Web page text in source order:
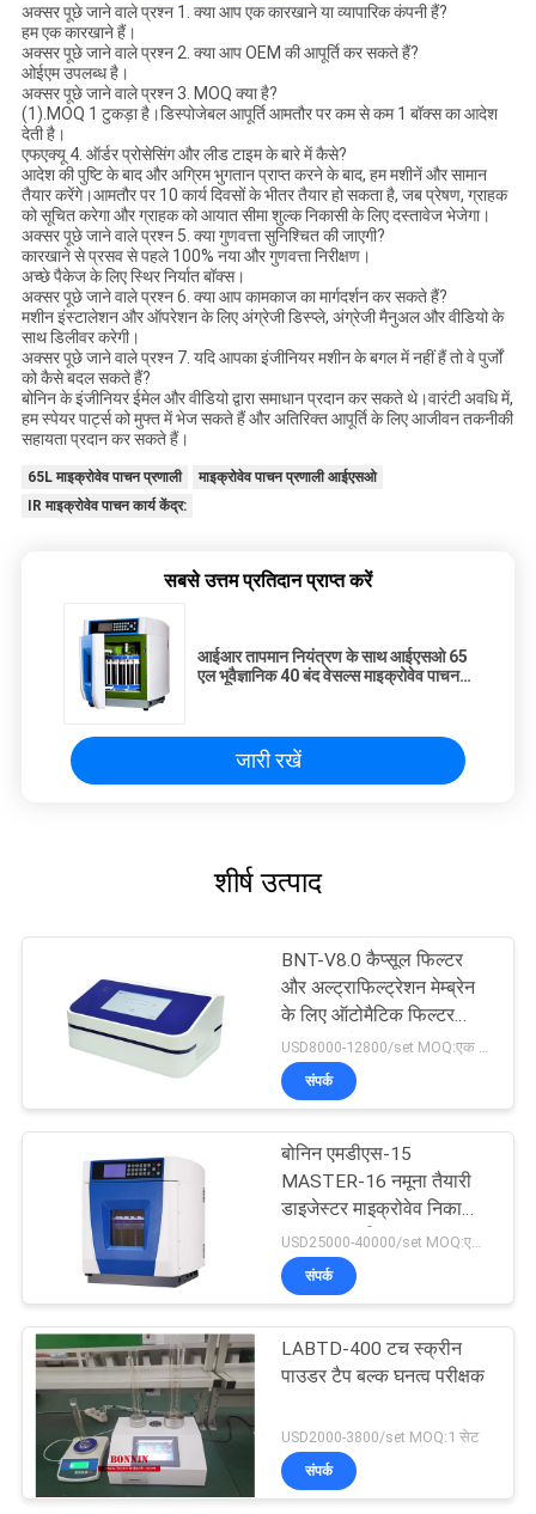
अक्सर पूछे जाने वाले प्रश्न 1. क्या आप एक कारखाने या व्यापारिक कंपनी हैं?
हम एक कारखाने हैं।
अक्सर पूछे जाने वाले प्रश्न 2. क्या आप OEM की आपूर्ति कर सकते हैं?
ओईएम उपलब्ध है।
अक्सर पूछे जाने वाले प्रश्न 3. MOQ क्या है?
(1).MOQ 1 टुकड़ा है।डिस्पोजेबल आपूर्ति आमतौर पर कम से कम 1 बॉक्स का आदेश
देती है।
एफएक्यू 4. ऑर्डर प्रोसेसिंग और लीड टाइम के बारे में कैसे?
आदेश की पुष्टि के बाद और अग्रिम भुगतान प्राप्त करने के बाद, हम मशीनें और सामान
तैयार करेंगे।आमतौर पर 10 कार्य दिवसों के भीतर तैयार हो सकता है, जब प्रेषण, ग्राहक
को सूचित करेगा और ग्राहक को आयात सीमा शुल्क निकासी के लिए दस्तावेज भेजेगा।
अक्सर पूछे जाने वाले प्रश्न 5. क्या गुणवत्ता सुनिश्चित की जाएगी?
कारखाने से प्रसव से पहले 100% नया और गुणवत्ता निरीक्षण।
अच्छे पैकेज के लिए स्थिर निर्यात बॉक्स।
अक्सर पूछे जाने वाले प्रश्न 6. क्या आप कामकाज का मार्गदर्शन कर सकते हैं?
मशीन इंस्टालेशन और ऑपरेशन के लिए अंग्रेजी डिस्प्ले, अंग्रेजी मैनुअल और वीडियो के
साथ डिलीवर करेगी।
अक्सर पूछे जाने वाले प्रश्न 7. यदि आपका इंजीनियर मशीन के बगल में नहीं हैं तो वे पुर्जों
को कैसे बदल सकते हैं?
बोनिन के इंजीनियर ईमेल और वीडियो द्वारा समाधान प्रदान कर सकते थे।वारंटी अवधि में,
हम स्पेयर पार्ट्स को मुफ्त में भेज सकते हैं और अतिरिक्त आपूर्ति के लिए आजीवन तकनीकी
सहायता प्रदान कर सकते हैं।
65L माइक्रोवेव पाचन प्रणाली
माइक्रोवेव पाचन प्रणाली आईएसओ
IR माइक्रोवेव पाचन कार्य केंद्र:
सबसे उत्तम प्रतिदान प्राप्त करें
आईआर तापमान नियंत्रण के साथ आईएसओ 65
एल भूवैज्ञानिक 40 बंद वेसल्स माइक्रोवेव पाचन
जारी रखें
शीर्ष उत्पाद
BNT-V8.0 कैप्सूल फिल्टर
और अल्ट्राफिल्ट्रेशन मेम्ब्रेन
के लिए ऑटोमैटिक फिल्टर
इंटीग्रिटी टेस्टर
USD8000-12800/set MOQ:एक सेट
संपर्क
बोनिन एमडीएस-15
MASTER-16 नमूना तैयारी
डाइजेस्टर माइक्रोवेव निकासी
पाचन प्रणाली
USD25000-40000/set MOQ:एक सेट
संपर्क
LABTD-400 टच स्क्रीन
पाउडर टैप बल्क घनत्व परीक्षक
USD2000-3800/set MOQ:1 सेट
संपर्क